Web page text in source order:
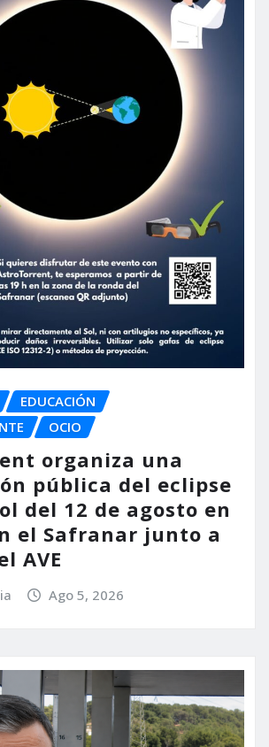
EDUCACIÓN
OCIO
organiza una
pública del eclipse
del 12 de agosto en
el Safranar junto a
AVE
Ago 5, 2026